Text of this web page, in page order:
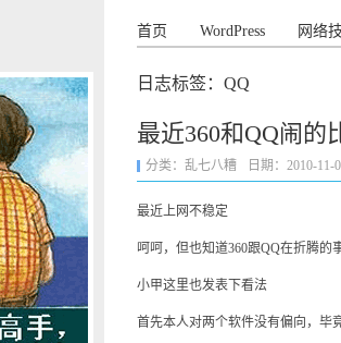
首页 WordPress 网络
日志标签：QQ
最近360和QQ闹的
分类： 乱七八糟 日期：2010-11-
最近上网不稳定
呵呵，但也知道360跟QQ在折腾的
小甲这里也发表下看法
首先本人对两个软件没有偏向，毕